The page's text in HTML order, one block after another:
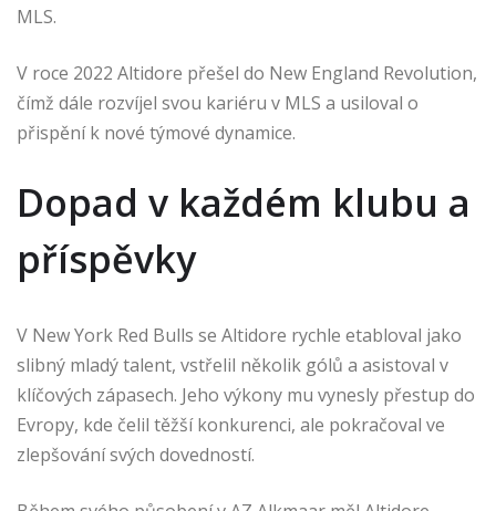
MLS.
V roce 2022 Altidore přešel do New England Revolution,
čímž dále rozvíjel svou kariéru v MLS a usiloval o
přispění k nové týmové dynamice.
Dopad v každém klubu a
příspěvky
V New York Red Bulls se Altidore rychle etabloval jako
slibný mladý talent, vstřelil několik gólů a asistoval v
klíčových zápasech. Jeho výkony mu vynesly přestup do
Evropy, kde čelil těžší konkurenci, ale pokračoval ve
zlepšování svých dovedností.